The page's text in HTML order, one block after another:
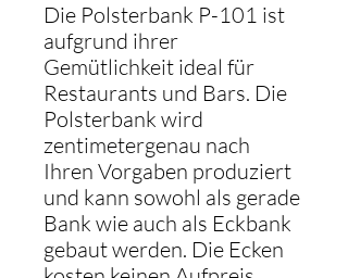
Die Polsterbank P-101 ist
aufgrund ihrer
Gemütlichkeit ideal für
Restaurants und Bars. Die
Polsterbank wird
zentimetergenau nach
Ihren Vorgaben produziert
und kann sowohl als gerade
Bank wie auch als Eckbank
gebaut werden. Die Ecken